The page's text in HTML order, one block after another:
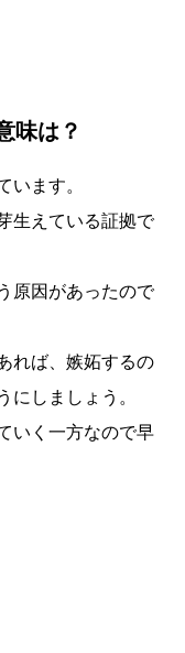
味は？
います。
生えている証拠で
原因があったので
れば、嫉妬するの
にしましょう。
いく一方なので早